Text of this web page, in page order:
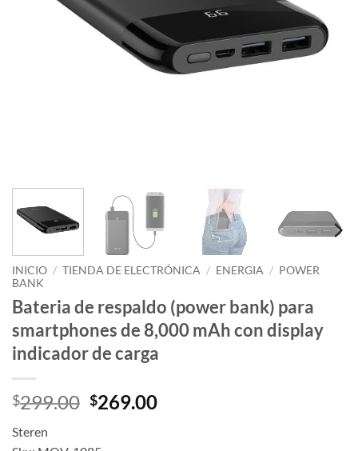
INICIO / TIENDA DE ELECTRÓNICA / ENERGIA / POWER
BANK
Bateria de respaldo (power bank) para
smartphones de 8,000 mAh con display
indicador de carga
$299.00 Original
$269.00Current
Steren